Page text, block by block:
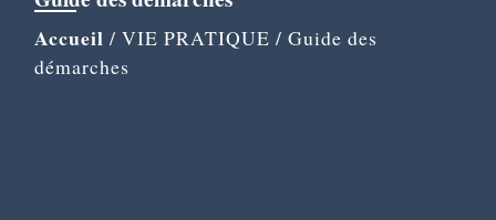
Accueil / VIE PRATIQUE / Guide des
démarches